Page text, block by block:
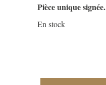
Pièce unique signée.
En stock